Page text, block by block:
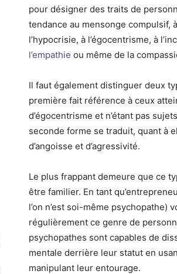
pour désigner des traits de
tendance au mensonge compulsif,
l’hypocrisie, à l’égocentrisme, à
l’empathie ou même de la
Il faut également distinguer deux
première fait référence à ceux
d’égocentrisme et n’étant pas
seconde forme se traduit, quant à
d’angoisse et d’agressivité.
Le plus frappant demeure que ce
être familier. En tant
l’on n’est soi-même psychopathe)
régulièrement ce genre de
psychopathes sont capables de
mentale derrière leur statut en
manipulant leur entourage.